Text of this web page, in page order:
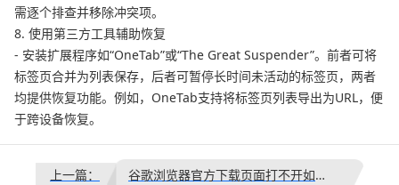
需逐个排查并移除冲突项。
8. 使用第三方工具辅助恢复
- 安装扩展程序如“OneTab”或“The Great Suspender”。前者可将
标签页合并为列表保存，后者可暂停长时间未活动的标签页，两者
均提供恢复功能。例如，OneTab支持将标签页列表导出为URL，便
于跨设备恢复。
上一篇： 谷歌浏览器官方下载页面打不开如何排查问题